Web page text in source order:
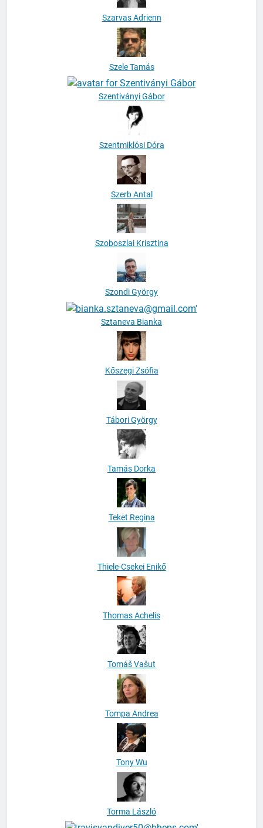
Szarvas Adrienn
Szele Tamás
Szentiványi Gábor
Szentmiklósi Dóra
Szerb Antal
Szoboszlai Krisztina
Szondi György
Sztaneva Bianka
Kőszegi Zsófia
Tábori György
Tamás Dorka
Teket Regina
Thiele-Csekei Enikő
Thomas Achelis
Tomáš Vašut
Tompa Andrea
Tony Wu
Torma László